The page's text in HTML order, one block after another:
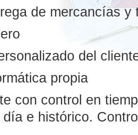
de mercancías y
del
propia
con control en
e histórico.